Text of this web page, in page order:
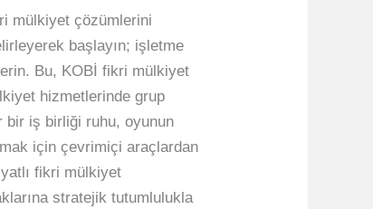
mülkiyet çözümlerini
başlayın; işletme
Bu, KOBİ fikri mülkiyet
hizmetlerinde grup
bir iş birliği ruhu, oyunun
için çevrimiçi araçlardan
fikri mülkiyet
stratejik tutumlulukla